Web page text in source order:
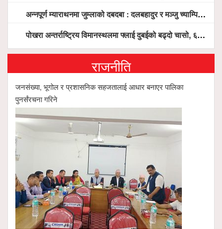
अन्नपूर्ण म्याराथनमा जुम्लाको दबदबा : दलबहादुर र मञ्जु च्याम्पियन, नगदसहित भव्य सम्मान
पोखरा अन्तर्राष्ट्रिय विमानस्थलमा फ्लाई दुबईको बढ्दो चासो, ६ घण्टा लामो प्राविधिक निरीक्षणपछि दैनिक उडानको ढोका खुल्दै
राजनीति
जनसंख्या, भूगोल र प्रशासनिक सहजतालाई आधार बनाएर पालिका
पुनर्संरचना गरिने